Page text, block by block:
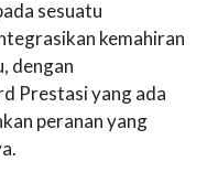
sesuatu
kemahiran
dengan
Prestasi yang ada
peranan yang